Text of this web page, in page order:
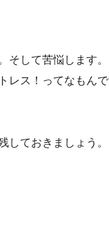
そして苦悩します
ス！ってなもんで
ておきましょう。